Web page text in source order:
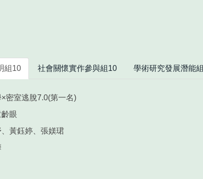
組10 社會關懷實作參與組10 學術研究發展潛能
密室逃脫7.0(第一名)
眼
黃鈺婷、張媄珺